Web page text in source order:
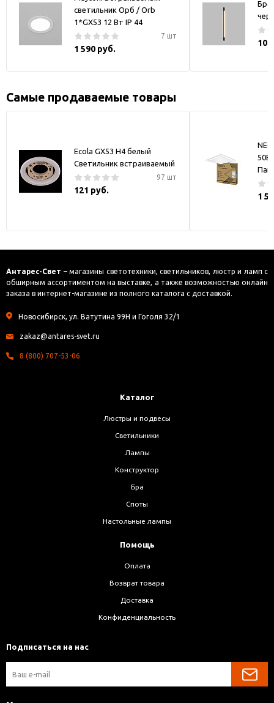
светильник Орб / Orb
1*GX53 12 Вт IP 44
7 шт
1 590 руб.
Бра
10
Самые продаваемые товары
Ecola GX53 H4 белый
Светильник встраиваемый
97 шт
121 руб.
1
Антарес-Свет – магазины светотехники, светильников, люстр и ламп с
обширным ассортиментом на выставке, а также возможностью онлайн
заказа в интернет-магазине из полного каталога с доставкой.
Новосибирск, ул. Ватутина 99Н и Гоголя 32/1
zakaz@antares-svet.ru
8 (800) 707-53-06
Каталог
Люстры и подвесы
Светильники
Лампы
Конструктор
Бра
Споты
Настольные лампы
Помощь
Оплата
Возврат товара
Доставка
Конфиденциальность
Подписаться на нас